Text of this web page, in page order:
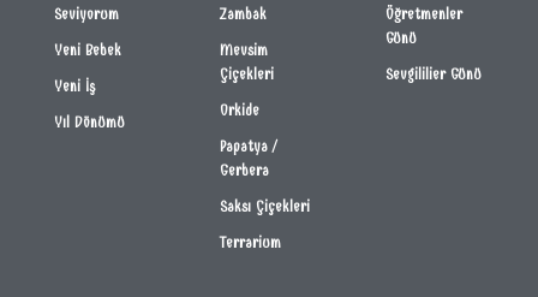
Seviyorum
Yeni Bebek
Yeni İş
Yıl Dönümü
Zambak
Mevsim
Çiçekleri
Orkide
Papatya /
Gerbera
Saksı Çiçekleri
Terrarium
Öğretmenler
Günü
Sevgililier Günü